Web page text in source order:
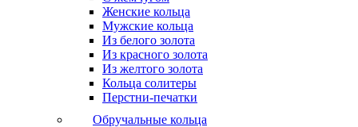
Женские кольца
Мужские кольца
Из белого золота
Из красного золота
Из желтого золота
Кольца солитеры
Перстни-печатки
Обручальные кольца